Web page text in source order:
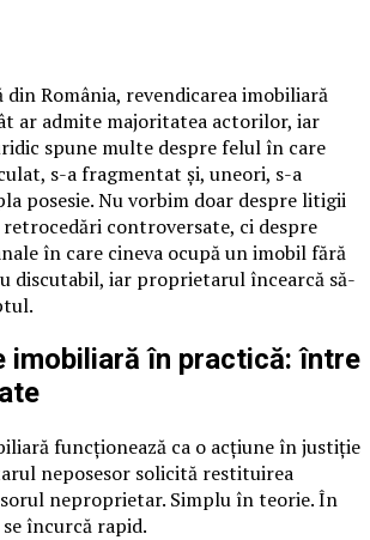
România, revendicarea imobiliară
ar admite majoritatea actorilor, iar
spune multe despre felul în care
s-a fragmentat și, uneori, s-a
posesie. Nu vorbim doar despre litigii
retrocedări controversate, ci despre
în care cineva ocupă un imobil fără
discutabil, iar proprietarul încearcă să-
imobiliară în practică: între
funcționează ca o acțiune în justiție
neposesor solicită restituirea
neproprietar. Simplu în teorie. În
încurcă rapid.